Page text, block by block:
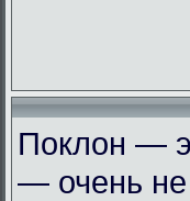
Поклон —
— очень